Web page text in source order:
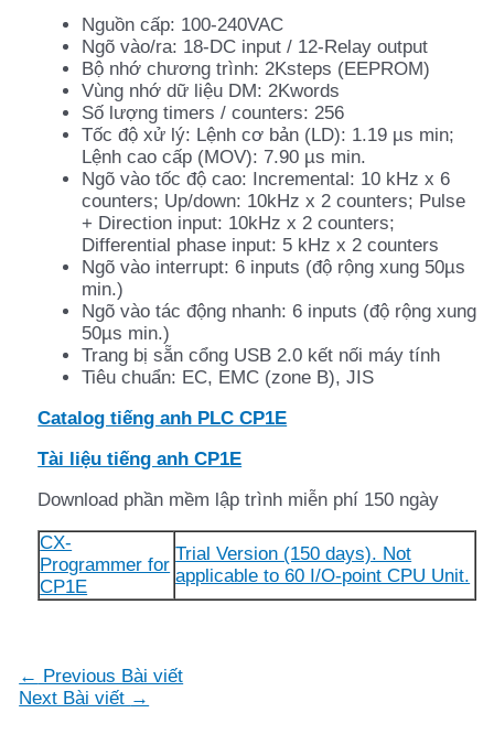
Nguồn cấp: 100-240VAC
Ngõ vào/ra: 18-DC input / 12-Relay output
Bộ nhớ chương trình: 2Ksteps (EEPROM)
Vùng nhớ dữ liệu DM: 2Kwords
Số lượng timers / counters: 256
Tốc độ xử l‎ý: Lệnh cơ bản (LD): 1.19 µs min;
Lệnh cao cấp (MOV): 7.90 µs min.
Ngõ vào tốc độ cao: Incremental: 10 kHz x 6
counters; Up/down: 10kHz x 2 counters; Pulse
+ Direction input: 10kHz x 2 counters;
Differential phase input: 5 kHz x 2 counters
Ngõ vào interrupt: 6 inputs (độ rộng xung 50µs
min.)
Ngõ vào tác động nhanh: 6 inputs (độ rộng xung
50µs min.)
Trang bị sẵn cổng USB 2.0 kết nối máy tính
Tiêu chuẩn: EC, EMC (zone B), JIS
Catalog tiếng anh PLC CP1E
Tài liệu tiếng anh CP1E
Download phần mềm lập trình miễn phí 150 ngày
CX-
Programmer for
CP1E
Trial Version (150 days). Not
applicable to 60 I/O-point CPU Unit.
Điều
hướng
← Previous Bài viết
Next Bài viết →